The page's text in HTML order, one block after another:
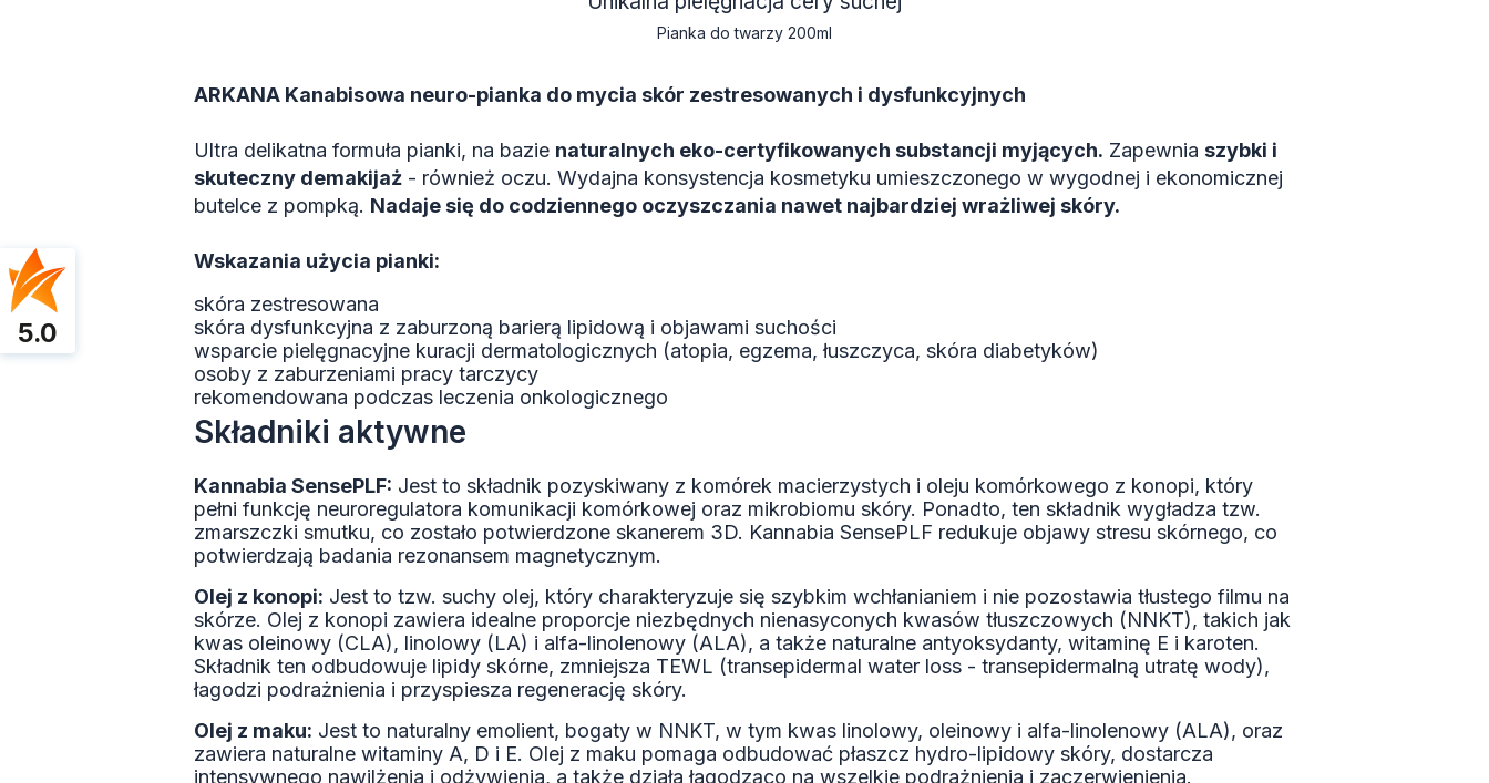
Pianka do twarzy 200ml
ARKANA Kanabisowa neuro-pianka do mycia skór zestresowanych i dysfunkcyjnych
Ultra delikatna formuła pianki, na bazie naturalnych eko-certyfikowanych substancji myjących. Zapewnia szybki i
skuteczny demakijaż- również oczu. Wydajna konsystencja kosmetyku umieszczonego w wygodnej i ekonomicznej
butelce z pompką. Nadaje się do codziennego oczyszczania nawet najbardziej wrażliwej skóry.
Wskazania użycia pianki:
skóra zestresowana
skóra dysfunkcyjna z zaburzoną barierą lipidową i objawami suchości
wsparcie pielęgnacyjne kuracji dermatologicznych (atopia, egzema, łuszczyca, skóra diabetyków)
osoby z zaburzeniami pracy tarczycy
rekomendowana podczas leczenia onkologicznego
Składniki aktywne
Kannabia SensePLF: Jest to składnik pozyskiwany z komórek macierzystych i oleju komórkowego z konopi, który
pełni funkcję neuroregulatora komunikacji komórkowej oraz mikrobiomu skóry. Ponadto, ten składnik wygładza tzw.
zmarszczki smutku, co zostało potwierdzone skanerem 3D. Kannabia SensePLF redukuje objawy stresu skórnego, co
potwierdzają badania rezonansem magnetycznym.
Olej z konopi: Jest to tzw. suchy olej, który charakteryzuje się szybkim wchłanianiem i nie pozostawia tłustego filmu na
skórze. Olej z konopi zawiera idealne proporcje niezbędnych nienasyconych kwasów tłuszczowych (NNKT), takich jak
kwas oleinowy (CLA), linolowy (LA) i alfa-linolenowy (ALA), a także naturalne antyoksydanty, witaminę E i karoten.
Składnik ten odbudowuje lipidy skórne, zmniejsza TEWL (transepidermal water loss - transepidermalną utratę wody),
łagodzi podrażnienia i przyspiesza regenerację skóry.
Olej z maku: Jest to naturalny emolient, bogaty w NNKT, w tym kwas linolowy, oleinowy i alfa-linolenowy (ALA), oraz
zawiera naturalne witaminy A, D i E. Olej z maku pomaga odbudować płaszcz hydro-lipidowy skóry, dostarcza
intensywnego nawilżenia i odżywienia, a także działa łagodząco na wszelkie podrażnienia i zaczerwienienia.
5.0